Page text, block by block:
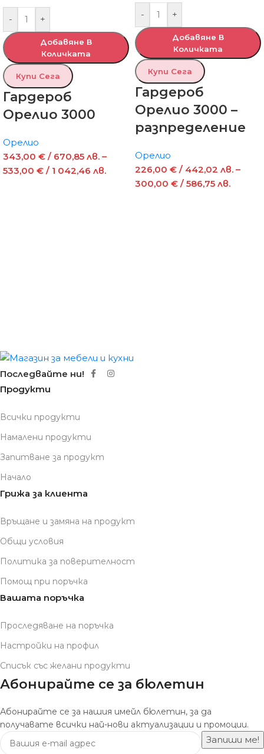
- +
Добавяне В
Количката
Купи Сега
Гардероб
Орелио 3000
Орелио
343,00 € / 670,85 лв. –
533,00 € / 1 042,46 лв.
- +
Добавяне В
Количката
Купи Сега
Гардероб
Орелио 3000 –
разпределение
Орелио
226,00 € / 442,02 лв. –
300,00 € / 586,75 лв.
Последвайте ни!
Продукти
Всички продукти
Намалени продукти
Запитване за продукт
Начало
Грижа за клиента
Връщане и замяна на продукт
Общи условия
Политика за поверителност
Помощ при поръчка
Вашата поръчка
Проследяване на поръчка
Настройки на профил
Списък със желани продукти
Абонирайте се за бюлетин
Абонирайте се за нашия имейл бюлетин, за да
получавате всички най-нови актуализации и промоции.